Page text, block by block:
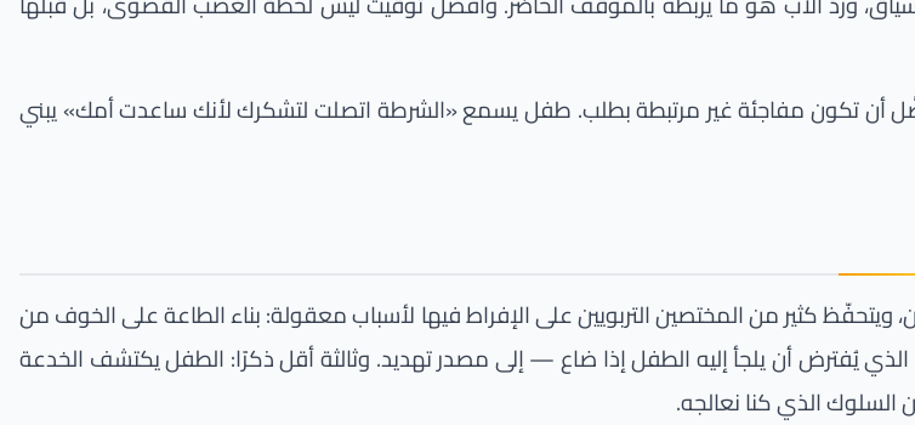
تكون مفاجئة غير مرتبطة بطلب. طفل يسمع «الشرطة اتصلت لتشكرك لأنك ساعدت أمك» يبني
كثير من المختصين التربويين على الإفراط فيها لأسباب معقولة: بناء الطاعة على الخوف من
يُفترض أن يلجأ إليه الطفل إذا ضاع — إلى مصدر تهديد. وثالثة أقل ذكرًا: الطفل يكتشف الخدعة
السلوك الذي كنا نعالجه.